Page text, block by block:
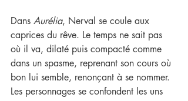
Dans Aurélia, Nerval se coule aux
caprices du rêve. Le temps ne sait pas
où il va, dilaté puis compacté comme
dans un spasme, reprenant son cours où
bon lui semble, renonçant à se nommer.
Les personnages se confondent les uns